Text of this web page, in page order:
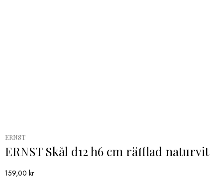
ERNST
ERNST Skål d12 h6 cm räfflad naturvit
159,00 kr